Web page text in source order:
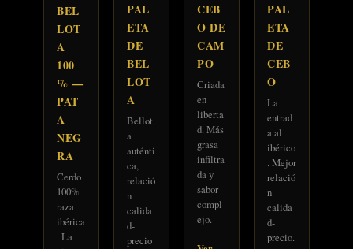
BEL
LOT
A
100
% —
PAT
A
NEG
RA
Cerdo
100%
raza
ibérica
. La
PAL
ETA
DE
BEL
LOT
A
Bellot
a
auténti
ca,
relació
n
calida
d-
precio
CEB
O DE
CAM
PO
Criada
en
liberta
d. Más
grasa
infiltra
da y
sabor
compl
ejo.
PAL
ETA
DE
CEB
O
La
entrad
a al
ibérico
. Mejor
relació
n
calida
d-
precio.